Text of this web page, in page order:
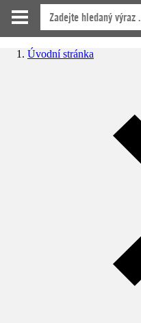
Úvodní stránka